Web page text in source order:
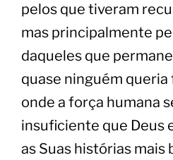
pelos que tiveram
mas principalmente
daqueles que
quase ninguém queria
onde a força humana
insuficiente que Deus
as Suas histórias mais